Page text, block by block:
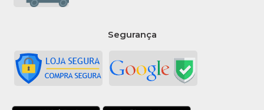
Segurança